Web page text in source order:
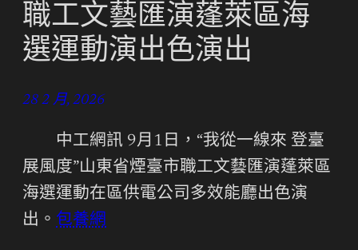
職工文藝匯演蓬萊區海
選運動演出色演出
28 2 月, 2026
中工網訊 9月1日，“我從一線來 登臺
展風度”山東省煙臺市職工文藝匯演蓬萊區
海選運動在區供電公司多效能廳出色演
出。 包養網